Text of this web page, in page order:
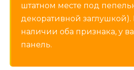
штатном месте под
декоративной заглушкой).
наличии оба признака, у
панель.